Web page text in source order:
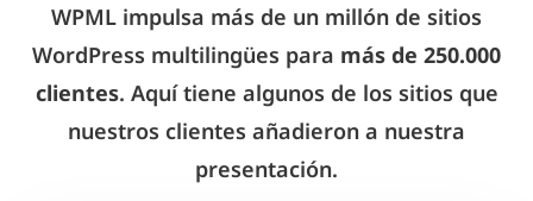
WPML impulsa más de un millón de sitios
WordPress multilingües para más de 250.000
clientes. Aquí tiene algunos de los sitios que
nuestros clientes añadieron a nuestra
presentación.